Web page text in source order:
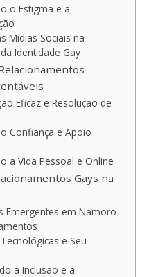
o Estigma e a
Mídias Sociais na
Identidade Gay
Eficaz e Resolução de
Confiança e Apoio
a Vida Pessoal e Online
Gays na
Emergentes em Namoro
e Seu
a Inclusão e a